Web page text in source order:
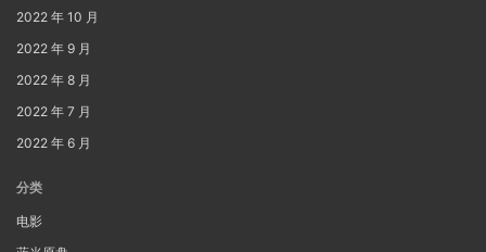
2022 年 10 月
2022 年 9 月
2022 年 8 月
2022 年 7 月
2022 年 6 月
分类
电影